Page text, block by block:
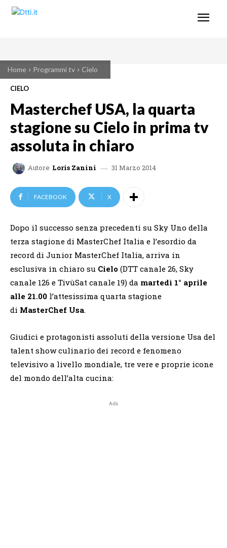
Home Programmi tv Cielo
CIELO
Masterchef USA, la quarta
stagione su Cielo in prima tv
assoluta in chiaro
Autore Loris Zanini 31 Marzo 2014
FACEBOOK X
Dopo il successo senza precedenti su Sky Uno della
terza stagione di MasterChef Italia e l’esordio da
record di Junior MasterChef Italia, arriva in
esclusiva in chiaro su Cielo (DTT canale 26, Sky
canale 126 e TivùSat canale 19) da martedì 1° aprile
alle 21.00 l’attesissima quarta stagione
di MasterChef Usa.
Giudici e protagonisti assoluti della versione Usa del
talent show culinario dei record e fenomeno
televisivo a livello mondiale, tre vere e proprie icone
del mondo dell’alta cucina:
Ads